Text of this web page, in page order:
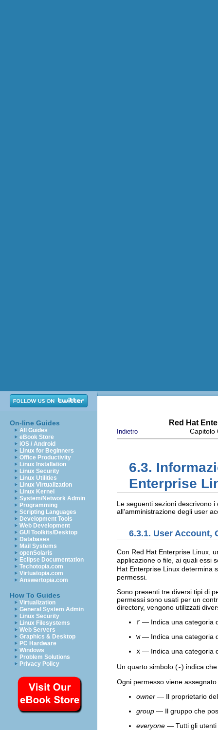
On-line Guides
All Guides
eBook Store
iOS / Android
Linux for Beginners
Office Productivity
Linux Installation
Linux Security
Linux Utilities
Linux Virtualization
Linux Kernel
System/Network Admin
Programming
Scripting Languages
Development Tools
Web Development
GUI Toolkits/Desktop
Databases
Mail Systems
openSolaris
Eclipse Documentation
Techotopia.com
Virtuatopia.com
Answertopia.com
How To Guides
Virtualization
General System Admin
Linux Security
Linux Filesystems
Web Servers
Graphics & Desktop
PC Hardware
Windows
Problem Solutions
Privacy Policy
Red Hat
Indietro Capitolo
6.3.
Enterprise
Le seguenti sezioni descrivono
all'amministrazione degli user
6.3.1. User Account,
Con Red Hat Enterprise Linux,
applicazione o file, ai quali essi
Hat Enterprise Linux determina
permessi.
Sono presenti tre diversi tipi di
permessi sono usati per un
directory, vengono utilizzati
r — Indica una categoria
w— Indica una categoria
x — Indica una categoria
Un quarto simbolo (-) indica
Ogni permesso viene
owner — Il proprietario
group — Il gruppo che
everyone — Tutti gli utenti